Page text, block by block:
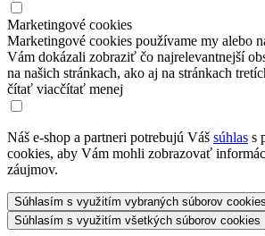
Marketingové cookies
Marketingové cookies používame my alebo
Vám dokázali zobraziť čo najrelevantnejší
na našich stránkach, ako aj na stránkach
čítať viacčítať menej
Náš e-shop a partneri potrebujú Váš súhlas s
cookies, aby Vám mohli zobrazovať
záujmov.
Súhlasím s využitím vybraných súborov cookies
Súhlasím s využitím všetkých súborov cookies